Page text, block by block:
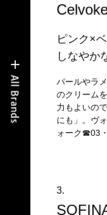
ピンク×
しなやか
パールやラ
のクリーム
力もよいの
にも」。ヴ
ォーク☎03
3.